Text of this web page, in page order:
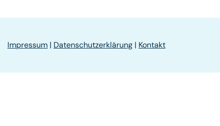
Impressum | Datenschutzerklärung | Kontakt